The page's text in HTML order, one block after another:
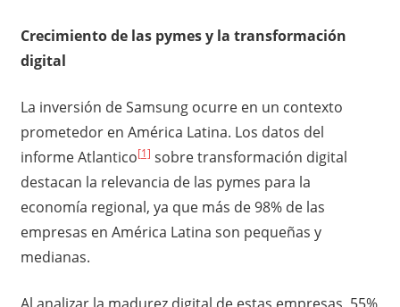
Crecimiento de las pymes y la transformación
digital
La inversión de Samsung ocurre en un contexto
prometedor en América Latina. Los datos del
informe Atlantico[1] sobre transformación digital
destacan la relevancia de las pymes para la
economía regional, ya que más de 98% de las
empresas en América Latina son pequeñas y
medianas.
Al analizar la madurez digital de estas empresas, 55%